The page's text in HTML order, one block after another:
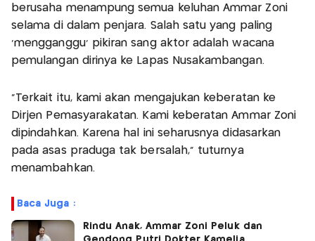
berusaha menampung semua keluhan Ammar Zoni
selama di dalam penjara. Salah satu yang paling
‘mengganggu’ pikiran sang aktor adalah wacana
pemulangan dirinya ke Lapas Nusakambangan.
“Terkait itu, kami akan mengajukan keberatan ke
Dirjen Pemasyarakatan. Kami keberatan Ammar Zoni
dipindahkan. Karena hal ini seharusnya didasarkan
pada asas praduga tak bersalah,” tuturnya
menambahkan.
Baca Juga :
Rindu Anak, Ammar Zoni Peluk dan